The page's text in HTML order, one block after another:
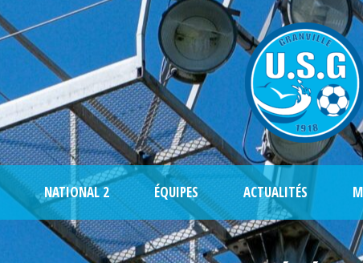
NATIONAL 2 ÉQUIPES ACTUALITÉS